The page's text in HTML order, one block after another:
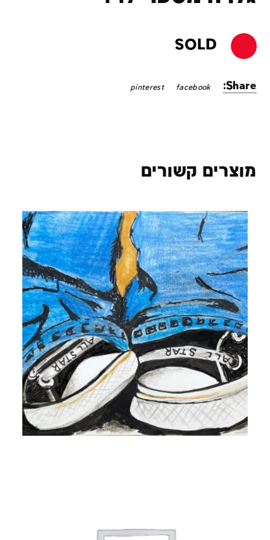
SOLD
Share:
facebook
pinterest
מוצרים קשורים